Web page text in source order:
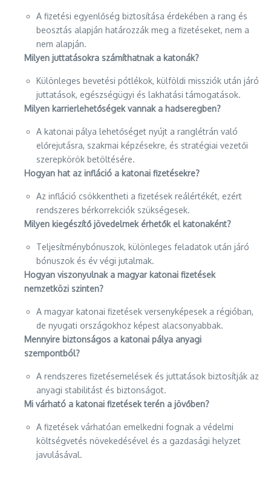
A fizetési egyenlőség biztosítása érdekében a rang és
beosztás alapján határozzák meg a fizetéseket, nem a
nem alapján.
Milyen juttatásokra számíthatnak a katonák?
Különleges bevetési pótlékok, külföldi missziók után járó
juttatások, egészségügyi és lakhatási támogatások.
Milyen karrierlehetőségek vannak a hadseregben?
A katonai pálya lehetőséget nyújt a ranglétrán való
előrejutásra, szakmai képzésekre, és stratégiai vezetői
szerepkörök betöltésére.
Hogyan hat az infláció a katonai fizetésekre?
Az infláció csökkentheti a fizetések reálértékét, ezért
rendszeres bérkorrekciók szükségesek.
Milyen kiegészítő jövedelmek érhetők el katonaként?
Teljesítménybónuszok, különleges feladatok után járó
bónuszok és év végi jutalmak.
Hogyan viszonyulnak a magyar katonai fizetések
nemzetközi szinten?
A magyar katonai fizetések versenyképesek a régióban,
de nyugati országokhoz képest alacsonyabbak.
Mennyire biztonságos a katonai pálya anyagi
szempontból?
A rendszeres fizetésemelések és juttatások biztosítják az
anyagi stabilitást és biztonságot.
Mi várható a katonai fizetések terén a jövőben?
A fizetések várhatóan emelkedni fognak a védelmi
költségvetés növekedésével és a gazdasági helyzet
javulásával.